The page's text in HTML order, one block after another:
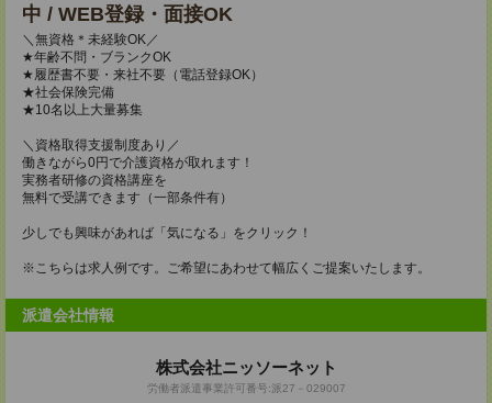
中 / WEB登録・面接OK
＼無資格＊未経験OK／
★年齢不問・ブランクOK
★履歴書不要・来社不要（電話登録OK）
★社会保険完備
★10名以上大量募集
＼資格取得支援制度あり／
働きながら0円で介護資格が取れます！
実務者研修の資格講座を
無料で受講できます（一部条件有）
少しでも興味があれば「気になる」をクリック！
※こちらは求人例です。ご希望にあわせて幅広くご提案いたします。
派遣会社情報
株式会社ニッソーネット
労働者派遣事業許可番号:派27－029007